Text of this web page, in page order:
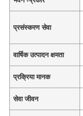
प्रसंस्करण सेवा
वार्षिक उत्पादन क्षमता
प्रक्रिया मानक
सेवा जीवन